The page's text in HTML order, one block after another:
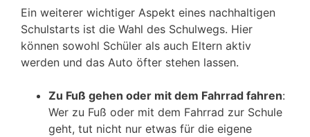
Ein weiterer wichtiger Aspekt eines nachhaltigen
Schulstarts ist die Wahl des Schulwegs. Hier
können sowohl Schüler als auch Eltern aktiv
werden und das Auto öfter stehen lassen.
Zu Fuß gehen oder mit dem Fahrrad fahren:
Wer zu Fuß oder mit dem Fahrrad zur Schule
geht, tut nicht nur etwas für die eigene